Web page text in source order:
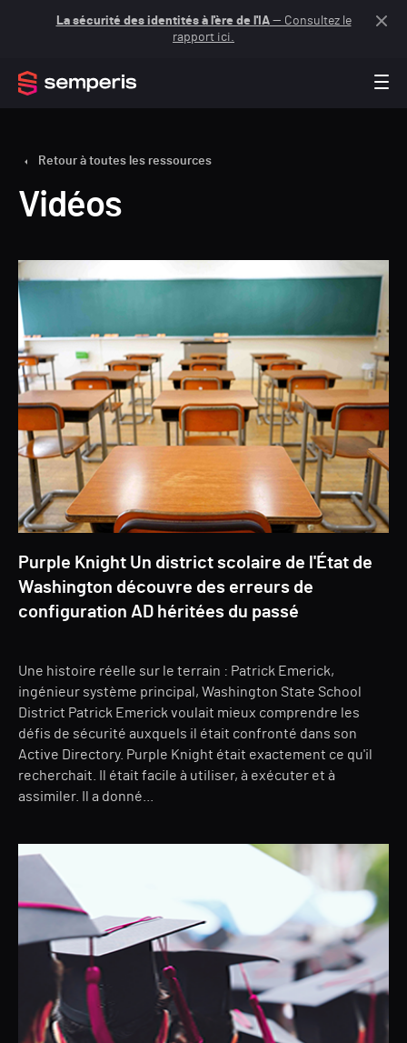
La sécurité des identités à l'ère de l'IA— Consultez le
rapport ici.
Retour à toutes les ressources
Vidéos
Purple Knight Un district scolaire de l'État de
Washington découvre des erreurs de
configuration AD héritées du passé
Une histoire réelle sur le terrain : Patrick Emerick,
ingénieur système principal, Washington State School
District Patrick Emerick voulait mieux comprendre les
défis de sécurité auxquels il était confronté dans son
Active Directory. Purple Knight était exactement ce qu'il
recherchait. Il était facile à utiliser, à exécuter et à
assimiler. Il a donné...